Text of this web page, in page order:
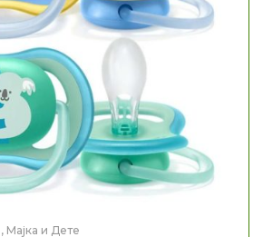
, Мајка и Дете